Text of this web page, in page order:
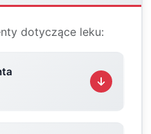
dotyczące leku: